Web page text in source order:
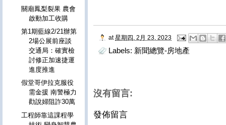
at 星期四, 2月 23, 2023
Labels: 新聞總覽-房地產
沒有留言:
發佈留言
關廟鳳梨裂果 農會
啟動加工收購
第1期藍線2/21辦第
2場公展前座談
交通局：確實檢
討修正加速捷運
進度推進
假堂哥伊拉克服役
需金援 南警極力
勸說婦阻詐30萬
工程師靠這課程學